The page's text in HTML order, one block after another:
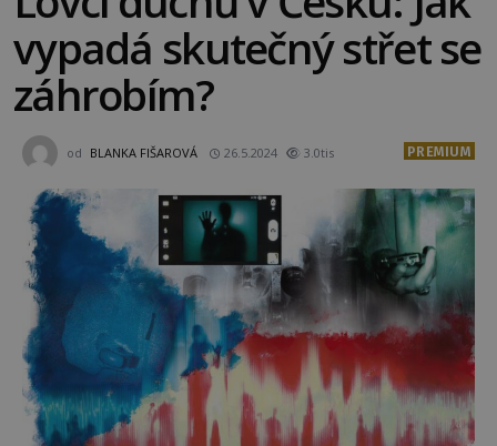
vypadá skutečný střet se
záhrobím?
od BLANKA FIŠAROVÁ 26.5.2024 3.0tis PREMIUM